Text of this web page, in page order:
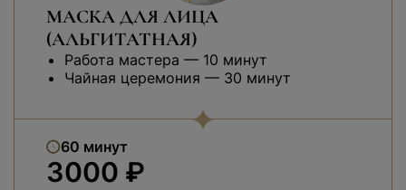
МАСКА ДЛЯ ЛИЦА
(АЛЬГИТАТНАЯ)
Работа мастера — 10 минут
Чайная церемония — 30 минут
60 минут
3000 ₽